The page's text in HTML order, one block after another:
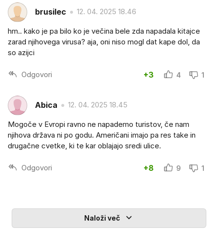
brusilec 12. 04. 2025 18.46
hm.. kako je pa bilo ko je večina bele zda napadala kitajce
zarad njihovega virusa? aja, oni niso mogl dat kape dol, da
so azijci
Odgovori +3 4 1
Abica 12. 04. 2025 18.45
Mogoče v Evropi ravno ne napademo turistov, če nam
njihova država ni po godu. Američani imajo pa res take in
drugačne cvetke, ki te kar oblajajo sredi ulice.
Odgovori +8 9 1
Naloži več